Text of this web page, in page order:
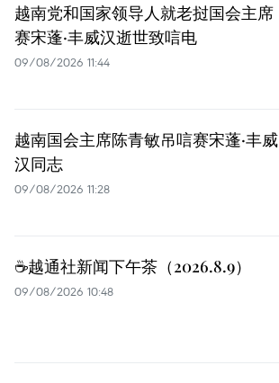
越南党和国家领导人就老挝国会主席
赛宋蓬·丰威汉逝世致唁电
09/08/2026 11:44
越南国会主席陈青敏吊唁赛宋蓬·丰威
汉同志
09/08/2026 11:28
☕️越通社新闻下午茶（2026.8.9）
09/08/2026 10:48